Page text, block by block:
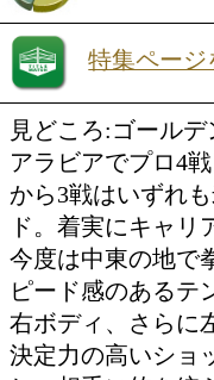
クロス、さら
力の好戦的な
ンキング入り
持つ一戦とな
(16KO)1敗、
えた技巧派サ
クスとの対戦
サウスポー同
が勝敗を左右